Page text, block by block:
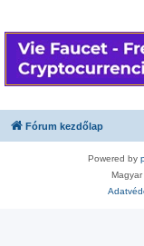
Fórum kezdőlap
Powered by